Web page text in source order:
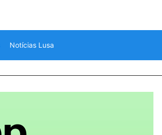
Notícias Lusa